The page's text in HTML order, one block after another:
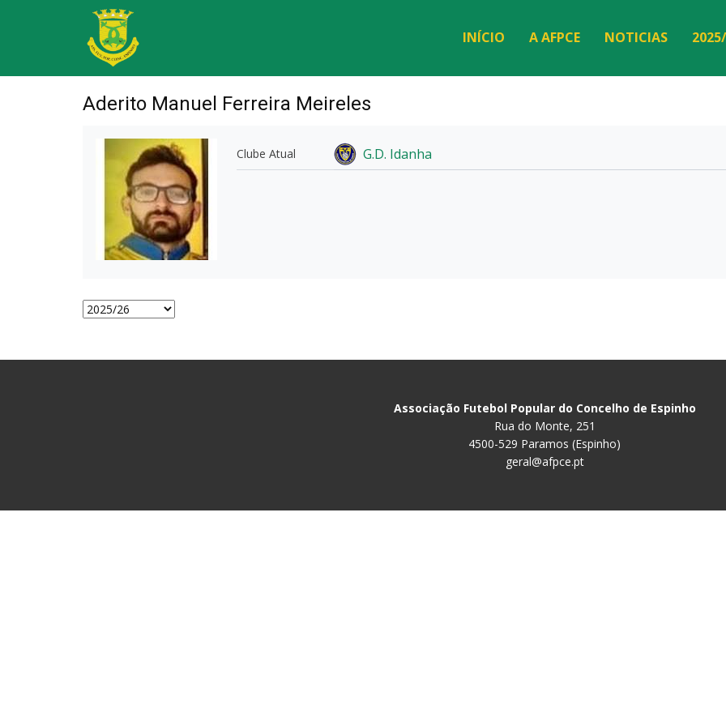
INÍCIO A AFPCE NOTICIAS
Aderito Manuel Ferreira Meireles
Clube Atual G.D. Idanha
Associação Futebol Popular do Concelho de Espinho
Rua do Monte, 251
4500-529 Paramos (Espinho)
geral@afpce.pt